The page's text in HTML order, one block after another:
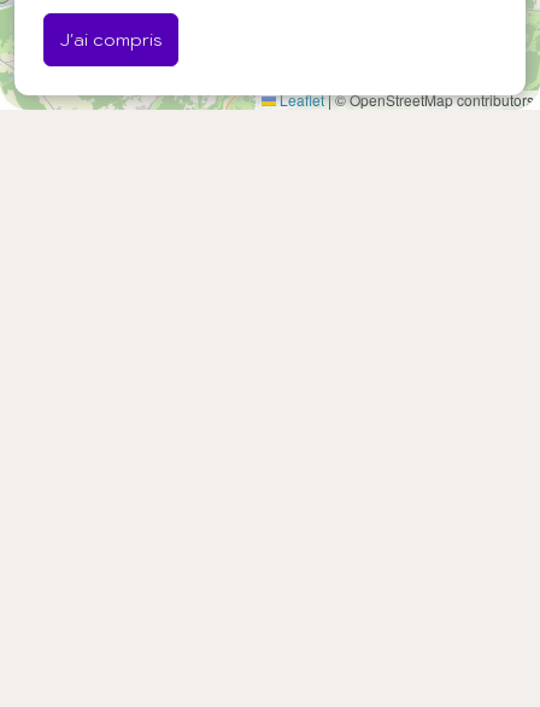
J'ai compris
Leaflet|© OpenStreetMap contributors